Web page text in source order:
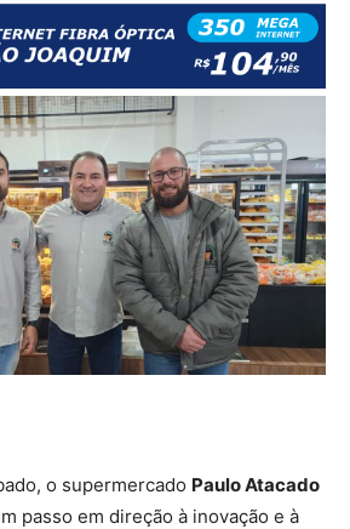
o supermercado Paulo Atacado
passo em direção à inovação e à